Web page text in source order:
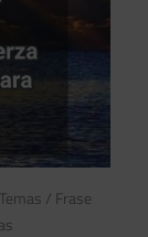
/ Frase